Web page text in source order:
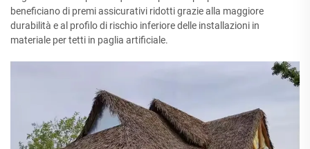
beneficiano di premi assicurativi ridotti grazie alla maggiore
durabilità e al profilo di rischio inferiore delle installazioni in
materiale per tetti in paglia artificiale.